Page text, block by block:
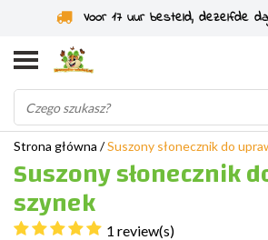
Specjaliści od gryzoni od
Strona główna /Suszony słonecznik do
Suszony słonecznik
szynek
1 review(s)